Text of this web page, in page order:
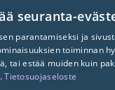
seuranta-
parantamiseksi ja
toiminnan
tai estää muiden kuin
Tietosuojaseloste